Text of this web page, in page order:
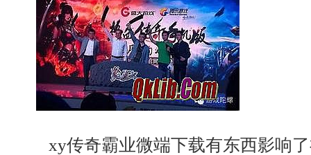
xy传奇霸业微端下载有东西影响